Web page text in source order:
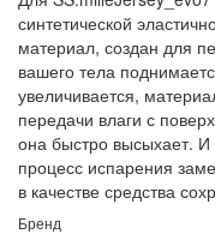
синтетической
материал, создан для
вашего тела
увеличивается,
передачи влаги с
она быстро высыхает. И
процесс испарения
в качестве средства
Бренд